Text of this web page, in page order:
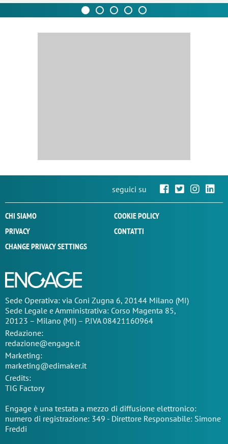
seguici su
CHI SIAMO
COOKIE POLICY
PRIVACY
CONTATTI
CHANGE PRIVACY SETTINGS
Sede Operativa: via Coni Zugna 6, 20144 Milano (MI)
Sede Legale e Amministrativa: Corso Magenta 85,
20123 – Milano (MI) – P.IVA 08421160964
Redazione:
redazione@engage.it
Marketing:
marketing@edimaker.it
Credits:
TIG Factory
Engage è una testata a mezzo di diffusione elettronico:
numero di registrazione: 349 - Direttore Responsabile: Simone
Freddi